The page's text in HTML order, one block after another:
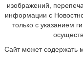
изображений,
информации с
только с указанием
Сайт может содержать